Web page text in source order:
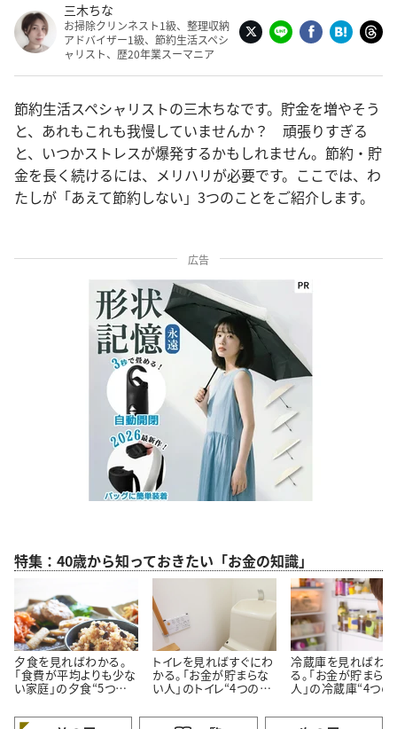
三木ちな
お掃除クリンネスト1級、整理収納
アドバイザー1級、節約生活スペシ
ャリスト、歴20年業スーマニア
節約生活スペシャリストの三木ちなです。貯金を増やそう
と、あれもこれも我慢していませんか？ 頑張りすぎる
と、いつかストレスが爆発するかもしれません。節約・貯
金を長く続けるには、メリハリが必要です。ここでは、わ
たしが「あえて節約しない」3つのことをご紹介します。
広告
特集：40歳から知っておきたい「お金の知識」
夕食を見ればわかる。
「食費が平均よりも少な
い家庭」の夕食“5つの
トイレを見ればすぐにわ
かる。「お金が貯まらな
い人」のトイレ“4つの特
冷蔵庫を見ればわか
る。「お金が貯まら
人」の冷蔵庫“4つの